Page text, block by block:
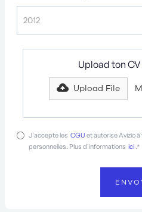
Upload ton
Upload File
J'accepte les CGU et autorise Avizio
personnelles. Plus d'informations ici .*